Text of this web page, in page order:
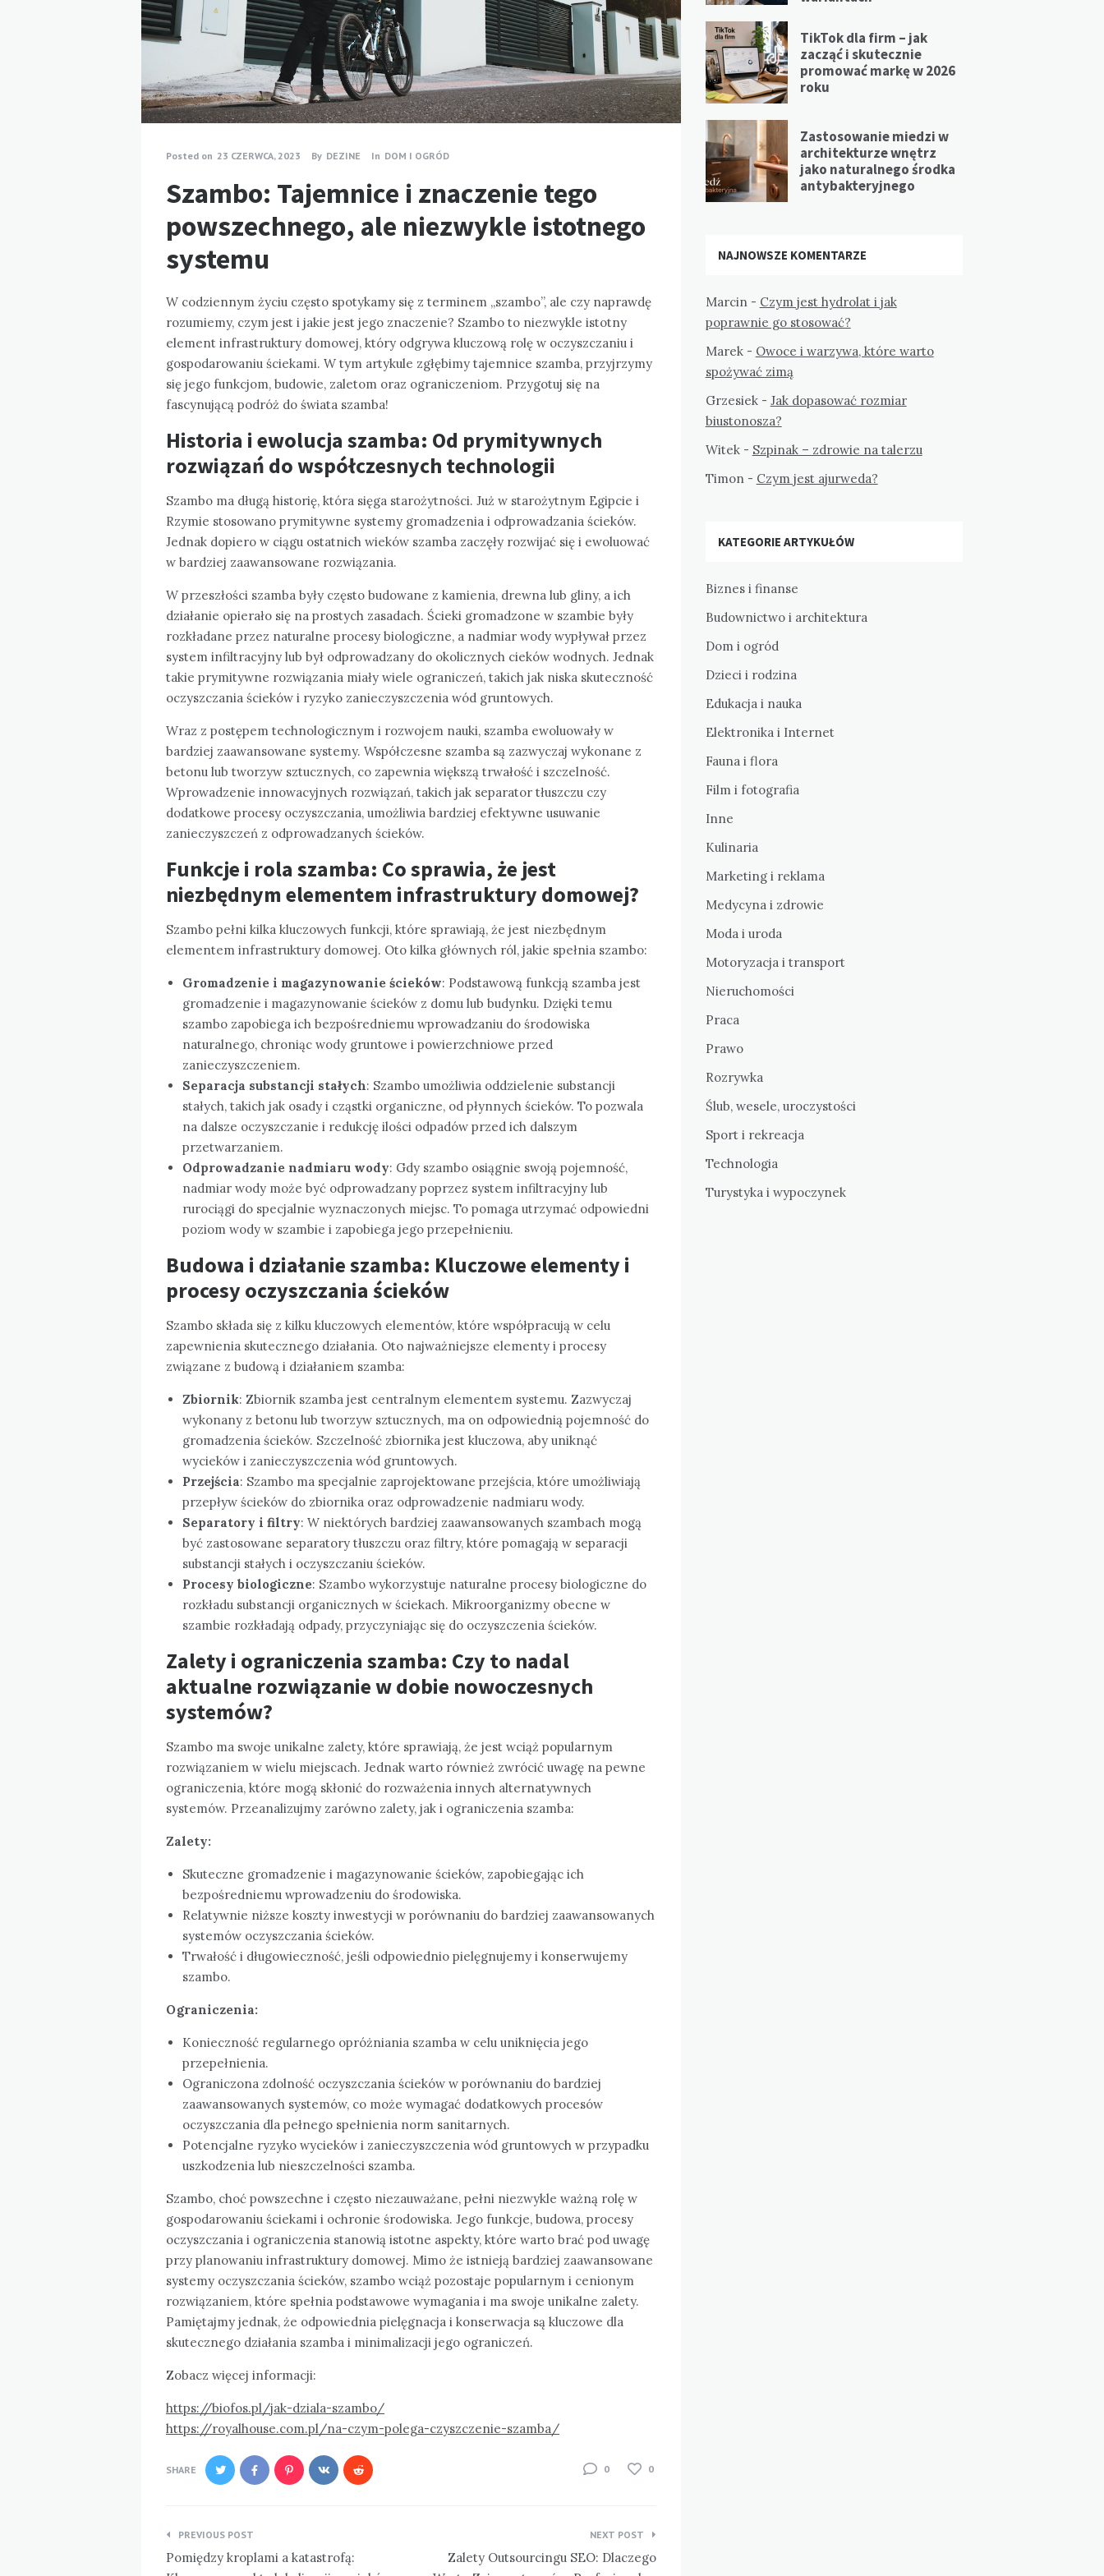
Posted on 23 CZERWCA, 2023 By DEZINE In DOM I OGRÓD
Szambo: Tajemnice i znaczenie tego
powszechnego, ale niezwykle istotnego
systemu
W codziennym życiu często spotykamy się z terminem „szambo”, ale czy naprawdę
rozumiemy, czym jest i jakie jest jego znaczenie? Szambo to niezwykle istotny
element infrastruktury domowej, który odgrywa kluczową rolę w oczyszczaniu i
gospodarowaniu ściekami. W tym artykule zgłębimy tajemnice szamba, przyjrzymy
się jego funkcjom, budowie, zaletom oraz ograniczeniom. Przygotuj się na
fascynującą podróż do świata szamba!
Historia i ewolucja szamba: Od prymitywnych
rozwiązań do współczesnych technologii
Szambo ma długą historię, która sięga starożytności. Już w starożytnym Egipcie i
Rzymie stosowano prymitywne systemy gromadzenia i odprowadzania ścieków.
Jednak dopiero w ciągu ostatnich wieków szamba zaczęły rozwijać się i ewoluować
w bardziej zaawansowane rozwiązania.
W przeszłości szamba były często budowane z kamienia, drewna lub gliny, a ich
działanie opierało się na prostych zasadach. Ścieki gromadzone w szambie były
rozkładane przez naturalne procesy biologiczne, a nadmiar wody wypływał przez
system infiltracyjny lub był odprowadzany do okolicznych cieków wodnych. Jednak
takie prymitywne rozwiązania miały wiele ograniczeń, takich jak niska skuteczność
oczyszczania ścieków i ryzyko zanieczyszczenia wód gruntowych.
Wraz z postępem technologicznym i rozwojem nauki, szamba ewoluowały w
bardziej zaawansowane systemy. Współczesne szamba są zazwyczaj wykonane z
betonu lub tworzyw sztucznych, co zapewnia większą trwałość i szczelność.
Wprowadzenie innowacyjnych rozwiązań, takich jak separator tłuszczu czy
dodatkowe procesy oczyszczania, umożliwia bardziej efektywne usuwanie
zanieczyszczeń z odprowadzanych ścieków.
Funkcje i rola szamba: Co sprawia, że jest
niezbędnym elementem infrastruktury domowej?
Szambo pełni kilka kluczowych funkcji, które sprawiają, że jest niezbędnym
elementem infrastruktury domowej. Oto kilka głównych ról, jakie spełnia szambo:
Gromadzenie i magazynowanie ścieków: Podstawową funkcją szamba jest
gromadzenie i magazynowanie ścieków z domu lub budynku. Dzięki temu
szambo zapobiega ich bezpośredniemu wprowadzaniu do środowiska
naturalnego, chroniąc wody gruntowe i powierzchniowe przed
zanieczyszczeniem.
Separacja substancji stałych: Szambo umożliwia oddzielenie substancji
stałych, takich jak osady i cząstki organiczne, od płynnych ścieków. To pozwala
na dalsze oczyszczanie i redukcję ilości odpadów przed ich dalszym
przetwarzaniem.
Odprowadzanie nadmiaru wody: Gdy szambo osiągnie swoją pojemność,
nadmiar wody może być odprowadzany poprzez system infiltracyjny lub
rurociągi do specjalnie wyznaczonych miejsc. To pomaga utrzymać odpowiedni
poziom wody w szambie i zapobiega jego przepełnieniu.
Budowa i działanie szamba: Kluczowe elementy i
procesy oczyszczania ścieków
Szambo składa się z kilku kluczowych elementów, które współpracują w celu
zapewnienia skutecznego działania. Oto najważniejsze elementy i procesy
związane z budową i działaniem szamba:
Zbiornik: Zbiornik szamba jest centralnym elementem systemu. Zazwyczaj
wykonany z betonu lub tworzyw sztucznych, ma on odpowiednią pojemność do
gromadzenia ścieków. Szczelność zbiornika jest kluczowa, aby uniknąć
wycieków i zanieczyszczenia wód gruntowych.
Przejścia: Szambo ma specjalnie zaprojektowane przejścia, które umożliwiają
przepływ ścieków do zbiornika oraz odprowadzenie nadmiaru wody.
Separatory i filtry: W niektórych bardziej zaawansowanych szambach mogą
być zastosowane separatory tłuszczu oraz filtry, które pomagają w separacji
substancji stałych i oczyszczaniu ścieków.
Procesy biologiczne: Szambo wykorzystuje naturalne procesy biologiczne do
rozkładu substancji organicznych w ściekach. Mikroorganizmy obecne w
szambie rozkładają odpady, przyczyniając się do oczyszczenia ścieków.
Zalety i ograniczenia szamba: Czy to nadal
aktualne rozwiązanie w dobie nowoczesnych
systemów?
Szambo ma swoje unikalne zalety, które sprawiają, że jest wciąż popularnym
rozwiązaniem w wielu miejscach. Jednak warto również zwrócić uwagę na pewne
ograniczenia, które mogą skłonić do rozważenia innych alternatywnych
systemów. Przeanalizujmy zarówno zalety, jak i ograniczenia szamba:
Zalety:
Skuteczne gromadzenie i magazynowanie ścieków, zapobiegając ich
bezpośredniemu wprowadzeniu do środowiska.
Relatywnie niższe koszty inwestycji w porównaniu do bardziej zaawansowanych
systemów oczyszczania ścieków.
Trwałość i długowieczność, jeśli odpowiednio pielęgnujemy i konserwujemy
szambo.
Ograniczenia:
Konieczność regularnego opróżniania szamba w celu uniknięcia jego
przepełnienia.
Ograniczona zdolność oczyszczania ścieków w porównaniu do bardziej
zaawansowanych systemów, co może wymagać dodatkowych procesów
oczyszczania dla pełnego spełnienia norm sanitarnych.
Potencjalne ryzyko wycieków i zanieczyszczenia wód gruntowych w przypadku
uszkodzenia lub nieszczelności szamba.
Szambo, choć powszechne i często niezauważane, pełni niezwykle ważną rolę w
gospodarowaniu ściekami i ochronie środowiska. Jego funkcje, budowa, procesy
oczyszczania i ograniczenia stanowią istotne aspekty, które warto brać pod uwagę
przy planowaniu infrastruktury domowej. Mimo że istnieją bardziej zaawansowane
systemy oczyszczania ścieków, szambo wciąż pozostaje popularnym i cenionym
rozwiązaniem, które spełnia podstawowe wymagania i ma swoje unikalne zalety.
Pamiętajmy jednak, że odpowiednia pielęgnacja i konserwacja są kluczowe dla
skutecznego działania szamba i minimalizacji jego ograniczeń.
Zobacz więcej informacji:
https://biofos.pl/jak-dziala-szambo/
https://royalhouse.com.pl/na-czym-polega-czyszczenie-szamba/
SHARE 0 0
Nawigacja
wpisu
PREVIOUS POST
Pomiędzy kroplami a katastrofą:
NEXT POST
Zalety Outsourcingu SEO: Dlaczego
TikTok dla firm – jak
zacząć i skutecznie
promować markę w 2026
roku
Zastosowanie miedzi w
architekturze wnętrz
jako naturalnego środka
antybakteryjnego
NAJNOWSZE KOMENTARZE
Marcin- Czym jest hydrolat i jak
poprawnie go stosować?
Marek- Owoce i warzywa, które warto
spożywać zimą
Grzesiek- Jak dopasować rozmiar
biustonosza?
Witek- Szpinak – zdrowie na talerzu
Timon- Czym jest ajurweda?
KATEGORIE ARTYKUŁÓW
Biznes i finanse
Budownictwo i architektura
Dom i ogród
Dzieci i rodzina
Edukacja i nauka
Elektronika i Internet
Fauna i flora
Film i fotografia
Inne
Kulinaria
Marketing i reklama
Medycyna i zdrowie
Moda i uroda
Motoryzacja i transport
Nieruchomości
Praca
Prawo
Rozrywka
Ślub, wesele, uroczystości
Sport i rekreacja
Technologia
Turystyka i wypoczynek